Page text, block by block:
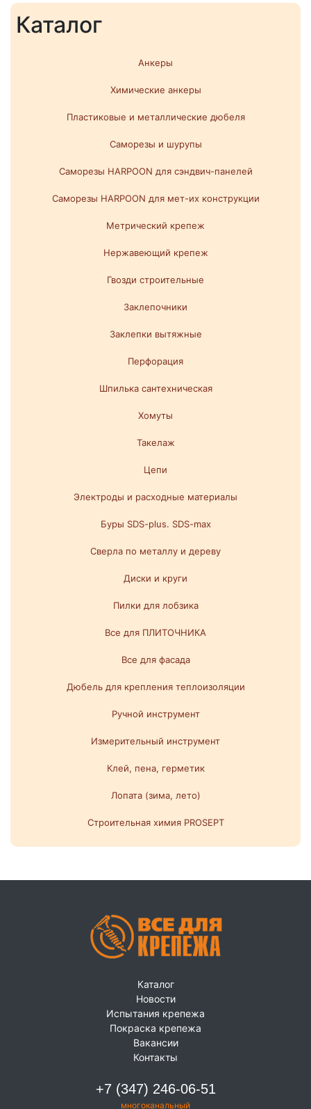
Каталог
Анкеры
Химические анкеры
Пластиковые и металлические дюбеля
Саморезы и шурупы
Саморезы HARPOON для сэндвич-панелей
Саморезы HARPOON для мет-их конструкции
Метрический крепеж
Нержавеющий крепеж
Гвозди строительные
Заклепочники
Заклепки вытяжные
Перфорация
Шпилька сантехническая
Хомуты
Такелаж
Цепи
Электроды и расходные материалы
Буры SDS-plus. SDS-max
Сверла по металлу и дереву
Диски и круги
Пилки для лобзика
Все для ПЛИТОЧНИКА
Все для фасада
Дюбель для крепления теплоизоляции
Ручной инструмент
Измерительный инструмент
Клей, пена, герметик
Лопата (зима, лето)
Строительная химия PROSEPT
Каталог
Новости
Испытания крепежа
Покраска крепежа
Вакансии
Контакты
+7 (347) 246-06-51
многоканальный